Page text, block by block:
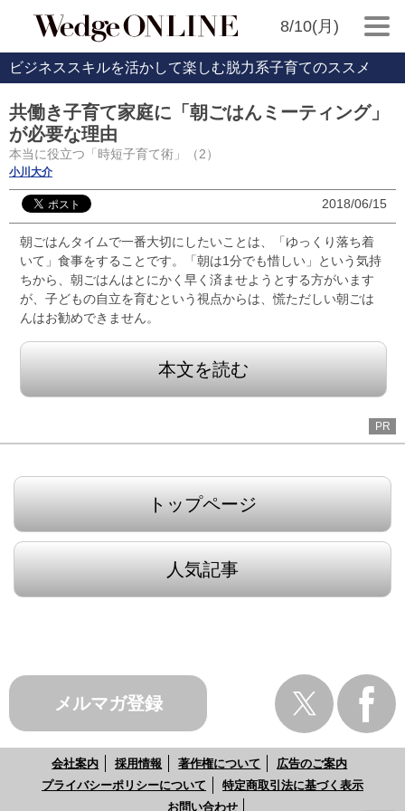
8/10(月)
ビジネススキルを活かして楽しむ脱力系子育てのススメ
共働き子育て家庭に「朝ごはんミーティング」
が必要な理由
本当に役立つ「時短子育て術」（2）
小川大介
2018/06/15
朝ごはんタイムで一番大切にしたいことは、「ゆっくり落ち着
いて」食事をすることです。「朝は1分でも惜しい」という気持
ちから、朝ごはんはとにかく早く済ませようとする方がいます
が、子どもの自立を育むという視点からは、慌ただしい朝ごは
んはお勧めできません。
本文を読む
PR
トップページ
人気記事
メルマガ登録
会社案内 採用情報 著作権について
広告のご案内
プライバシーポリシーについて
特定商取引法に基づく表示
お問い合わせ